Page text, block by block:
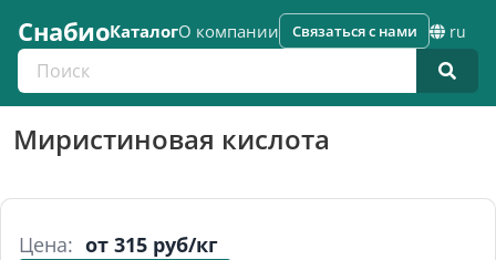
СнабиоКаталогО компании
Поиск по каталогу
Связаться с нами ru
Миристиновая кислота
Цена: от 315 руб/кг